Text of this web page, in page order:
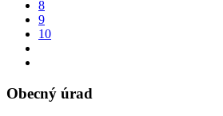
8
9
10
Obecný úrad